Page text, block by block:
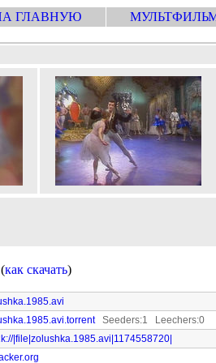
ГЛАВНУЮ
(как скачать)
Seeders:1 Leechers:0
|file|zolushka.1985.avi|1174558720|